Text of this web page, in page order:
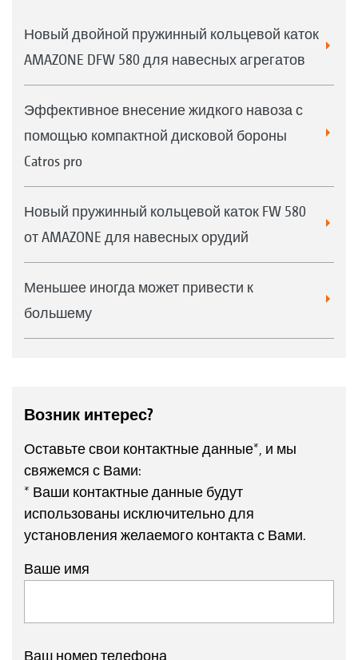
Новый двойной пружинный кольцевой каток
AMAZONE DFW 580 для навесных агрегатов
Эффективное внесение жидкого навоза с
помощью компактной дисковой бороны
Catros pro
Новый пружинный кольцевой каток FW 580
от AMAZONE для навесных орудий
Меньшее иногда может привести к
большему
Возник интерес?
Оставьте свои контактные данные*, и мы
свяжемся с Вами:
* Ваши контактные данные будут
использованы исключительно для
установления желаемого контакта с Вами.
Ваше имя
Ваш номер телефона